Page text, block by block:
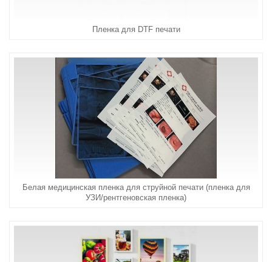
Пленка для DTF печати
Белая медицинская пленка для струйной печати (пленка для
УЗИ/рентгеновская пленка)